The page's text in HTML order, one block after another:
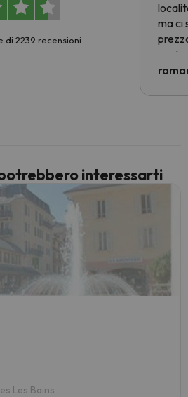
di 2239 recensioni
ma ci
interessarti
Les Bains